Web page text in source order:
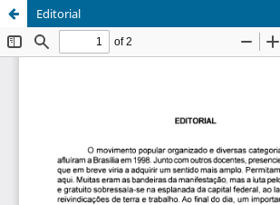
Editorial